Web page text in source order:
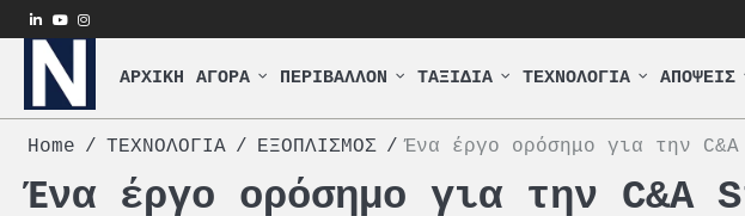
Skip
to
content
linkedin
youtube
instagram
ΑΡΧΙΚΗ ΑΓΟΡΑ ΠΕΡΙΒΑΛΛΟΝ ΤΑΞΙΔΙΑ ΤΕΧΝΟΛΟΓΙΑ ΑΠΟΨΕΙΣ
Home ΤΕΧΝΟΛΟΓΙΑ ΕΞΟΠΛΙΣΜΟΣ Ένα έργο ορόσημο για την
Ένα έργο ορόσημο για την C&A